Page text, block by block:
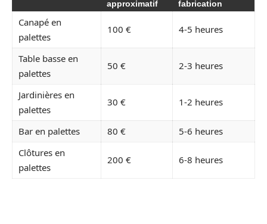
approximatif fabrication
Canapé en
palettes
100 € 4-5 heures
Table basse en
palettes
50 € 2-3 heures
Jardinières en
palettes
30 € 1-2 heures
Bar en palettes 80 €
5-6 heures
Clôtures en
palettes
200 € 6-8 heures